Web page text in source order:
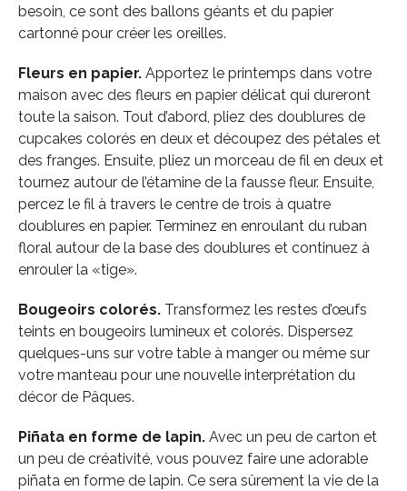
besoin, ce sont des ballons géants et du papier
cartonné pour créer les oreilles.
Fleurs en papier.Apportez le printemps dans votre
maison avec des fleurs en papier délicat qui dureront
toute la saison. Tout d’abord, pliez des doublures de
cupcakes colorés en deux et découpez des pétales et
des franges. Ensuite, pliez un morceau de fil en deux et
tournez autour de l’étamine de la fausse fleur. Ensuite,
percez le fil à travers le centre de trois à quatre
doublures en papier. Terminez en enroulant du ruban
floral autour de la base des doublures et continuez à
enrouler la «tige».
Bougeoirs colorés.Transformez les restes d’œufs
teints en bougeoirs lumineux et colorés. Dispersez
quelques-uns sur votre table à manger ou même sur
votre manteau pour une nouvelle interprétation du
décor de Pâques.
Piñata en forme de lapin.Avec un peu de carton et
un peu de créativité, vous pouvez faire une adorable
piñata en forme de lapin. Ce sera sûrement la vie de la